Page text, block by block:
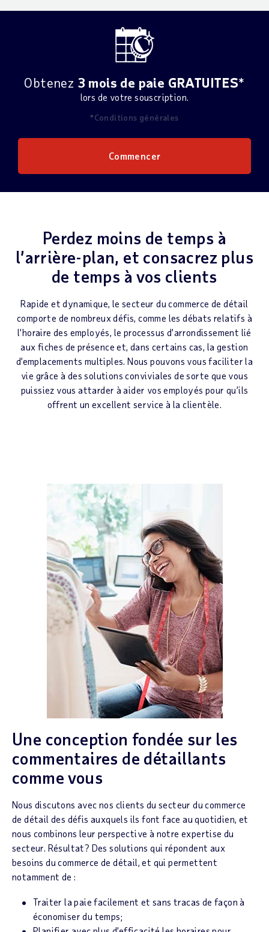
Obtenez 3 mois de paie GRATUITES*
lors de votre souscription.
*Conditions générales
Commencer
Perdez moins de temps à
l’arrière-plan, et consacrez plus
de temps à vos clients
Rapide et dynamique, le secteur du commerce de détail
comporte de nombreux défis, comme les débats relatifs à
l’horaire des employés, le processus d’arrondissement lié
aux fiches de présence et, dans certains cas, la gestion
d’emplacements multiples. Nous pouvons vous faciliter la
vie grâce à des solutions conviviales de sorte que vous
puissiez vous attarder à aider vos employés pour qu’ils
offrent un excellent service à la clientèle.
Une conception fondée sur les
commentaires de détaillants
comme vous
Nous discutons avec nos clients du secteur du commerce
de détail des défis auxquels ils font face au quotidien, et
nous combinons leur perspective à notre expertise du
secteur. Résultat? Des solutions qui répondent aux
besoins du commerce de détail, et qui permettent
notamment de :
Traiter la paie facilement et sans tracas de façon à
économiser du temps;